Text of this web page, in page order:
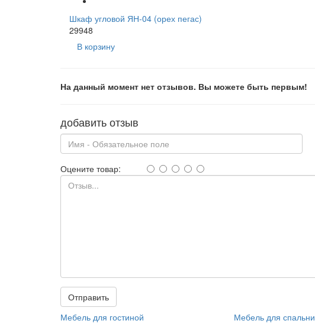
Шкаф угловой ЯН-04 (орех пегас)
29948
В корзину
На данный момент нет отзывов. Вы можете быть первым!
добавить отзыв
Оцените товар:
Отправить
Мебель для гостиной
Мебель для спальни